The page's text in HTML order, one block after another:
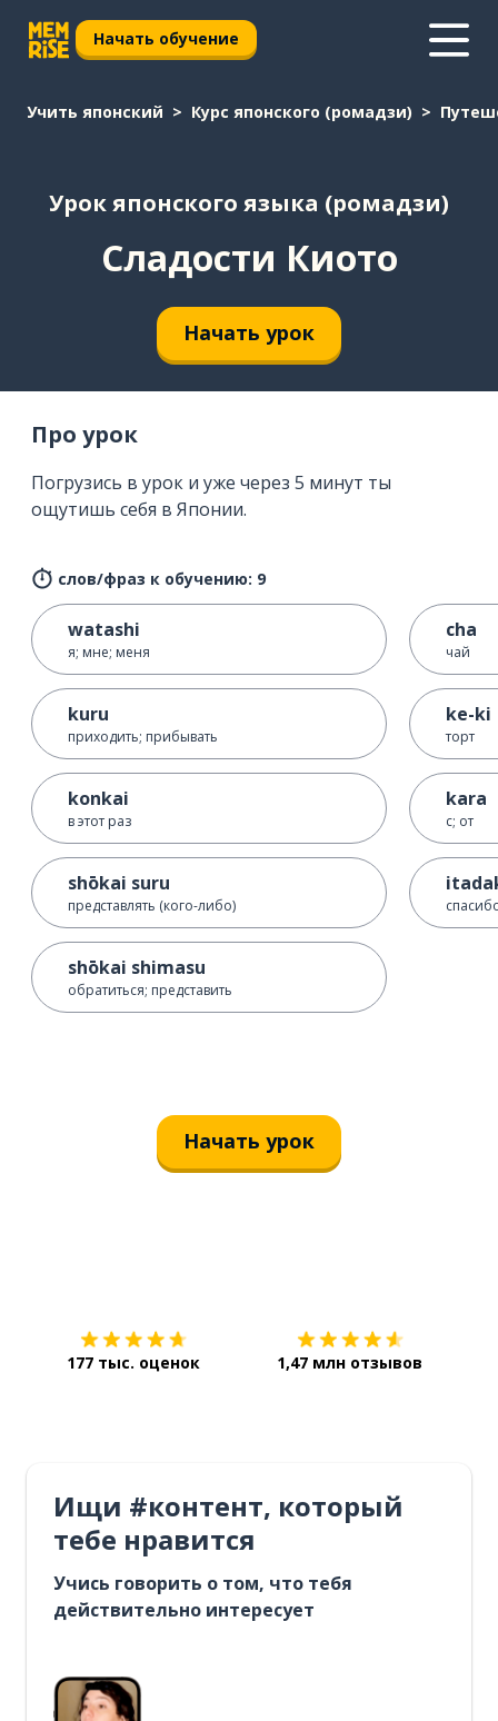
Начать обучение
Учить японский Курс японского (ромадзи)
Урок японского языка (ромадзи)
Сладости Киото
Начать урок
Про урок
Погрузись в урок и уже через 5 минут ты
ощутишь себя в Японии.
слов/фраз к обучению: 9
watashi
я; мне; меня
kuru
приходить; прибывать
konkai
в этот раз
shōkai suru
представлять (кого-либо)
shōkai shimasu
обратиться; представить
cha
чай
ke-ki
торт
kara
с; от
Начать урок
177 тыс. оценок 1,47 млн отзывов
Ищи #контент, который
тебе нравится
Учись говорить о том, что тебя
действительно интересует